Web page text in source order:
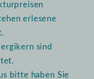
erlesene
sind
bitte haben Sie